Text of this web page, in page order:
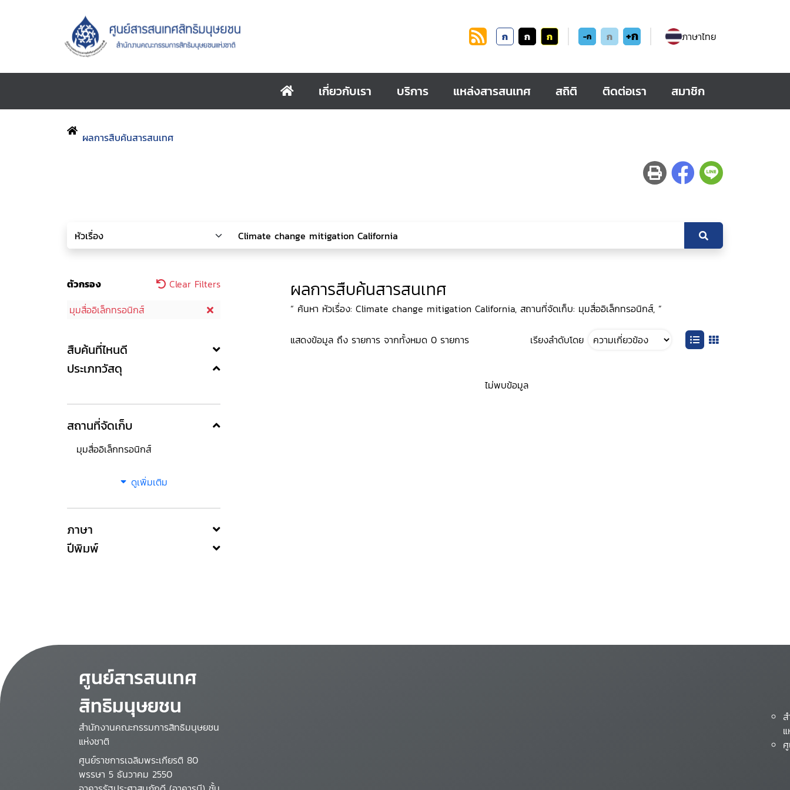
ก ก ก -ก ก +ก ภาษาไทย
เกี่ยวกับเรา บริการ แหล่งสารสนเทศ สถิติ ติดต่อเรา สมาชิก
ผลการสืบค้นสารสนเทศ
ตัวกรอง
Clear Filters
มุมสื่ออิเล็กทรอนิกส์
สืบค้นที่ไหนดี
ประเภทวัสดุ
สถานที่จัดเก็บ
มุมสื่ออิเล็กทรอนิกส์
ดูเพิ่มเติม
ภาษา
ปีพิมพ์
ผลการสืบค้นสารสนเทศ
“ ค้นหา หัวเรื่อง: Climate change mitigation California, สถานที่จัดเก็บ: มุมสื่ออิเล็กทรอนิกส์, ”
แสดงข้อมูล ถึง รายการ จากทั้งหมด 0 รายการ เรียงลำดับโดย
ไม่พบข้อมูล
ศูนย์สารสนเทศ
สิทธิมนุษยชน
สำนักงานคณะกรรมการสิทธิมนุษยชน
แห่งชาติ
ศูนย์ราชการเฉลิมพระเกียรติ 80
พรรษา 5 ธันวาคม 2550